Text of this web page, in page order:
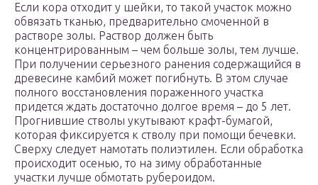
Если кора отходит у шейки, то такой участок можно
обвязать тканью, предварительно смоченной в
растворе золы. Раствор должен быть
концентрированным – чем больше золы, тем лучше.
При получении серьезного ранения содержащийся в
древесине камбий может погибнуть. В этом случае
полного восстановления пораженного участка
придется ждать достаточно долгое время – до 5 лет.
Прогнившие стволы укутывают крафт-бумагой,
которая фиксируется к стволу при помощи бечевки.
Сверху следует намотать полиэтилен. Если обработка
происходит осенью, то на зиму обработанные
участки лучше обмотать рубероидом.